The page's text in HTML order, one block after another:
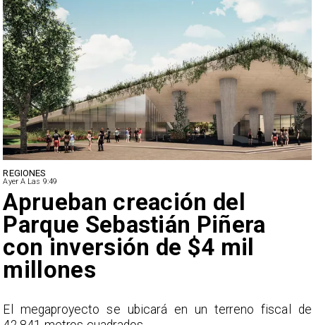
DEPORTES
Ayer A Las 9:49
Claudio Bravo baja la
euforia sobre fichaje de
Vozinha
En el programa ESPN F90 Chile, Claudio Bravo ofrece